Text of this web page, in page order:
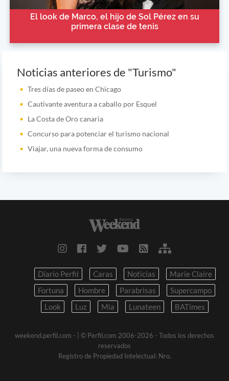
El look de Marco, el hijo de Sol Pérez en su
primera clase de tenis
Noticias anteriores de "Turismo"
Tres días de paseo en Chicago
Cautivante aventura a caballo por Esquel
La Costa de Oro canaria
Concurso para potenciar el turismo nacional
Viajar, una nueva forma de consumo
Diario Perfil Caras Noticias
Marie Claire
Fortuna
Hombre Parabrisas
Supercampo
Look
Luz Mia Lunateen BATimes
weekend.perfil.com -
| © Perfil.com 2006-2026 - Todos los derechos
reservados
Registro de Propiedad Intelectual: Nro.